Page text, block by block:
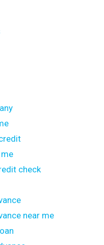
check
near me